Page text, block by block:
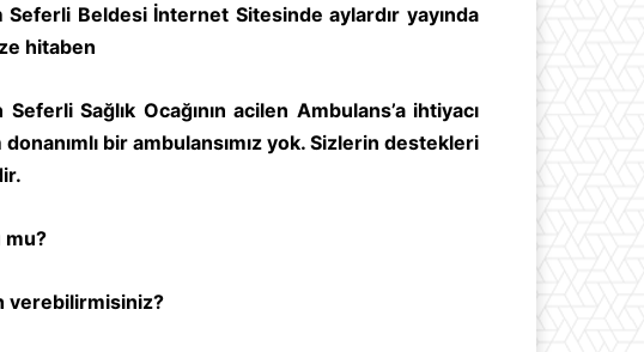
Seferli Beldesi İnternet Sitesinde aylardır yayında
hitaben
Sağlık Ocağının acilen Ambulans’a ihtiyacı
bir ambulansımız yok. Sizlerin destekleri
mu?
verebilirmisiniz?